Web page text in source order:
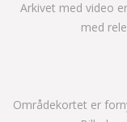
Arkivet med video
med
Områdekortet er